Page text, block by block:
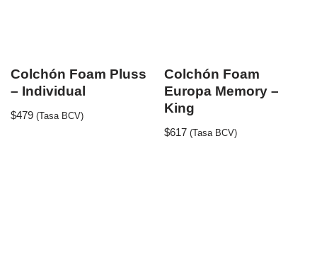
Colchón Foam Pluss
– Individual
$479 (Tasa BCV)
Colchón Foam
Europa Memory –
King
$617 (Tasa BCV)